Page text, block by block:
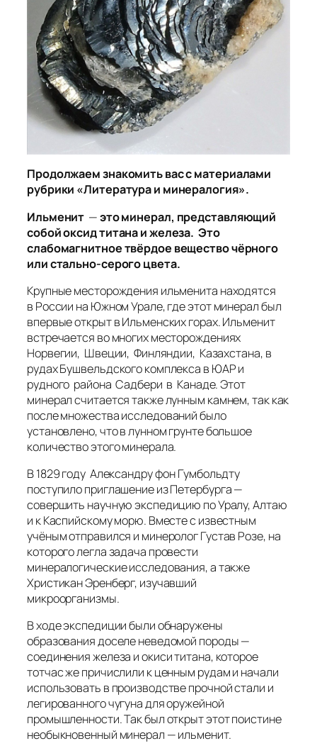
Продолжаем знакомить вас с материалами
рубрики «Литература и минералогия».
Ильменит —это минерал, представляющий
собой оксид титана и железа. Это
слабомагнитное твёрдое вещество чёрного
или стально-серого цвета.
Крупные месторождения ильменита находятся
в России на Южном Урале, где этот минерал был
впервые открыт в Ильменских горах. Ильменит
встречается во многих месторождениях
Норвегии, Швеции, Финляндии, Казахстана, в
рудах Бушвельдского комплекса в ЮАР и
рудного района Садбери в Канаде. Этот
минерал считается также лунным камнем, так как
после множества исследований было
установлено, что в лунном грунте большое
количество этого минерала.
В 1829 году Александру фон Гумбольдту
поступило приглашение из Петербурга —
совершить научную экспедицию по Уралу, Алтаю
и к Каспийскому морю. Вместе с известным
учёным отправился и минеролог Густав Розе, на
которого легла задача провести
минералогические исследования, а также
Христикан Эренберг, изучавший
микроорганизмы.
В ходе экспедиции были обнаружены
образования доселе неведомой породы —
соединения железа и окиси титана, которое
тотчас же причислили к ценным рудам и начали
использовать в производстве прочной стали и
легированного чугуна для оружейной
промышленности. Так был открыт этот поистине
необыкновенный минерал — ильменит.